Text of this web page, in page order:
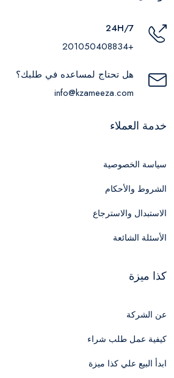
24H/7
+201050408834
هل تحتاج لمساعده في طلبك؟
info@kzameeza.com
خدمة العملاء
سياسة الخصوصية
الشروط والأحكام
الاستبدال والاسترجاع
الأسئلة الشائعة
كذا ميزة
عن الشركة
كيفية عمل طلب شراء
ابدأ البيع علي كذا ميزة